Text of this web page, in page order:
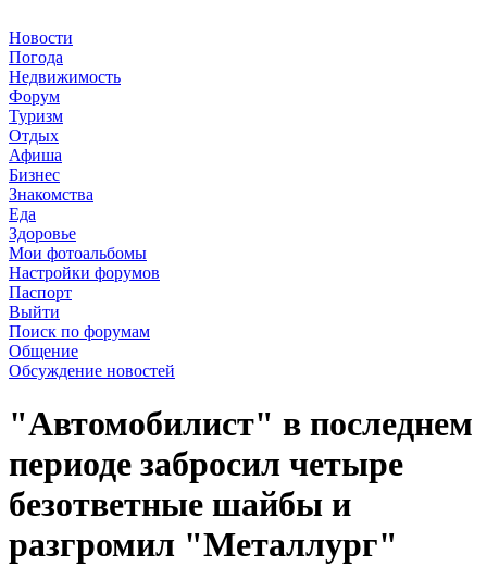
Новости
Погода
Недвижимость
Форум
Туризм
Отдых
Афиша
Бизнес
Знакомства
Еда
Здоровье
Мои фотоальбомы
Настройки форумов
Паспорт
Выйти
Поиск по форумам
Общение
Обсуждение новостей
"Автомобилист" в последнем
периоде забросил четыре
безответные шайбы и
разгромил "Металлург"